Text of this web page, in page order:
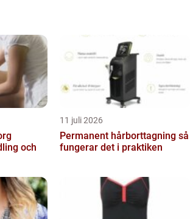
och
11 juli 2026
Permanent hårborttagning så
fungerar det i praktiken